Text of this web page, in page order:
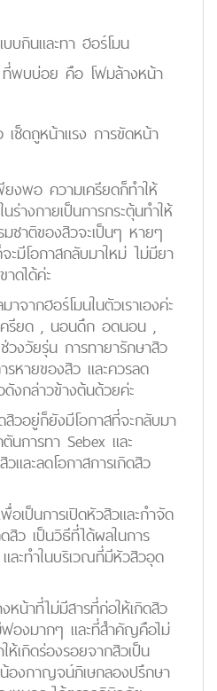
กินและทา ฮอร์โมน
บบ่อย คือ โฟมล้างหน้า
ดถูหน้าแรง การขัดหน้า
งพอ ความเครียดก็ทำให้
ร่างกายเป็นการกระตุ้นทำให้
ชาติของสิวจะเป็นๆ หายๆ
ะมีโอกาสกลับมาใหม่ ไม่มียา
ดได้ค่ะ
จากฮอร์โมนในตัวเราเองค่ะ
เครียด , นอนดึก อดนอน ,
วงวัยรุ่น การทายารักษาสิว
หายของสิว และควรลด
ดังกล่าวข้างต้นด้วยค่ะ
วอยู่ก็ยังมีโอกาสที่จะกลับมา
นการทา Sebex และ
และลดโอกาสการเกิดสิว
อเป็นการเปิดหัวสิวและกำจัด
ว เป็นวิธีที่ได้ผลในการ
ะทำในบริเวณที่มีหัวสิวอุด
น้าที่ไม่มีสารที่ก่อให้เกิดสิว
องมากๆ และที่สำคัญคือไม่
ห้เกิดร่องรอยจากสิวเป็น
องกาญจน์ภิเษกลองปรึกษา